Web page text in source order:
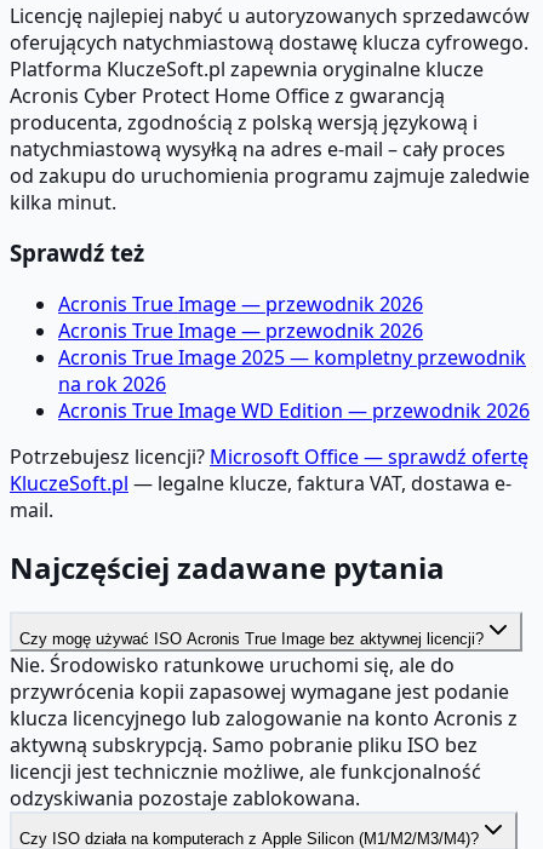
Licencję najlepiej nabyć u autoryzowanych sprzedawców
oferujących natychmiastową dostawę klucza cyfrowego.
Platforma KluczeSoft.pl zapewnia oryginalne klucze
Acronis Cyber Protect Home Office z gwarancją
producenta, zgodnością z polską wersją językową i
natychmiastową wysyłką na adres e-mail – cały proces
od zakupu do uruchomienia programu zajmuje zaledwie
kilka minut.
Sprawdź też
Acronis True Image — przewodnik 2026
Acronis True Image — przewodnik 2026
Acronis True Image 2025 — kompletny przewodnik
na rok 2026
Acronis True Image WD Edition — przewodnik 2026
Potrzebujesz licencji? Microsoft Office — sprawdź ofertę
KluczeSoft.pl — legalne klucze, faktura VAT, dostawa e-
mail.
Najczęściej zadawane pytania
Czy mogę używać ISO Acronis True Image bez aktywnej licencji?
Nie. Środowisko ratunkowe uruchomi się, ale do
przywrócenia kopii zapasowej wymagane jest podanie
klucza licencyjnego lub zalogowanie na konto Acronis z
aktywną subskrypcją. Samo pobranie pliku ISO bez
licencji jest technicznie możliwe, ale funkcjonalność
odzyskiwania pozostaje zablokowana.
Czy ISO działa na komputerach z Apple Silicon (M1/M2/M3/M4)?